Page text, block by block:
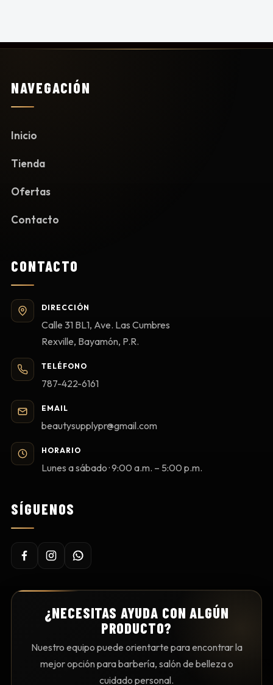
NAVEGACIÓN
Inicio
Tienda
Ofertas
Contacto
CONTACTO
DIRECCIÓN
Calle 31 BL1, Ave. Las Cumbres
Rexville, Bayamón, P.R.
TELÉFONO
787-422-6161
EMAIL
beautysupplypr@gmail.com
HORARIO
Lunes a sábado · 9:00 a.m. – 5:00 p.m.
SÍGUENOS
¿NECESITAS AYUDA CON ALGÚN
PRODUCTO?
Nuestro equipo puede orientarte para encontrar la
mejor opción para barbería, salón de belleza o
cuidado personal.